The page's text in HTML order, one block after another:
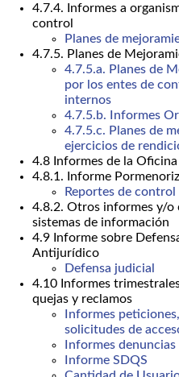
4.7.4. Informes a
control
Planes de
4.7.5. Planes de
4.7.5.a. Planes de
por los entes de
internos
4.7.5.b. Informes
4.7.5.c. Planes de
ejercicios de
4.8 Informes de la
4.8.1. Informe
Reportes de
4.8.2. Otros informes y/o
sistemas de información
4.9 Informe sobre
Antijurídico
Defensa judicial
4.10 Informes
quejas y reclamos
Informes
solicitudes de
Informes
Informe SDQS